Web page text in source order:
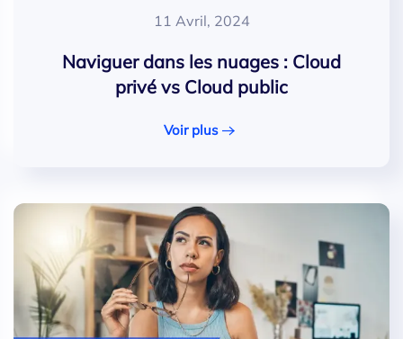
11 Avril, 2024
Naviguer dans les nuages : Cloud
privé vs Cloud public
Voir plus